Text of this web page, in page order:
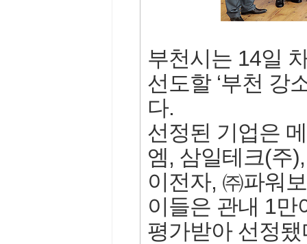
부천시는 14일
선도할 ‘부천 강
다.
선정된 기업은
엠, 삼일테크(주
이전자, ㈜파워
이들은 관내 1만
평가받아 선정